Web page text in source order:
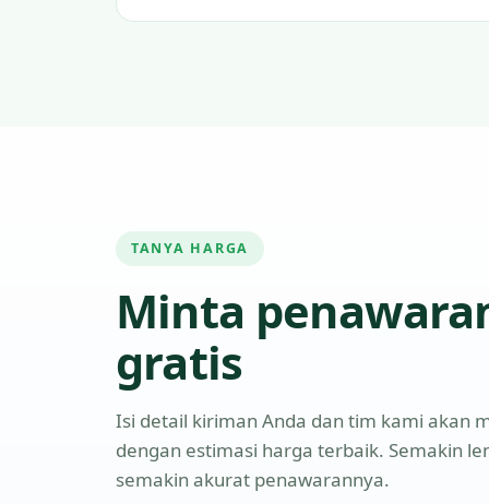
TANYA HARGA
Minta
gratis
Isi detail kiriman Anda dan tim kami akan
dengan estimasi harga terbaik. Semakin
semakin akurat penawarannya.